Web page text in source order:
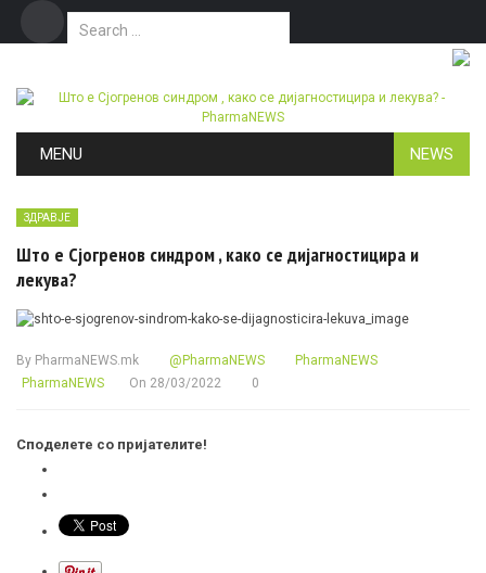
Search for:
MENU NEWS
ЗДРАВЈЕ
Што е Сјогренов синдром , како се дијагностицира и
лекува?
By PharmaNEWS.mk @PharmaNEWS
PharmaNEWS
PharmaNEWS
On 28/03/2022 0
Споделете со пријателите!